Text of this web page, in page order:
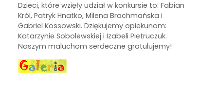
Dzieci, które wzięły udział w konkursie to: Fabian
Król, Patryk Hnatko, Milena Brachmańska i
Gabriel Kossowski. Dziękujemy opiekunom:
Katarzynie Sobolewskiej i Izabeli Pietruczuk.
Naszym maluchom serdeczne gratulujemy!